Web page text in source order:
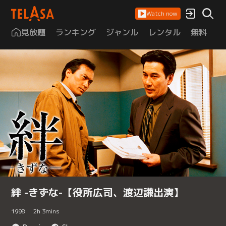
Watch now
見放題 ランキング ジャンル レンタル 無料
絆 -きずな-【役所広司、渡辺謙出演】
1998 2h 3mins